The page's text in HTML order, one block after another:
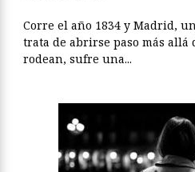
Corre el año 1834 y Madrid,
trata de abrirse paso más allá
rodean, sufre una...